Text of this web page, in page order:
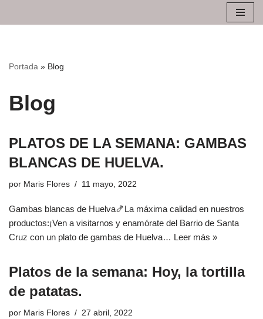
Portada » Blog
Blog
PLATOS DE LA SEMANA: GAMBAS
BLANCAS DE HUELVA.
por Maris Flores 11 mayo, 2022
Gambas blancas de Huelva🍤La máxima calidad en nuestros
productos:¡Ven a visitarnos y enamórate del Barrio de Santa
Cruz con un plato de gambas de Huelva… Leer más »
Platos de la semana: Hoy, la tortilla
de patatas.
por Maris Flores 27 abril, 2022